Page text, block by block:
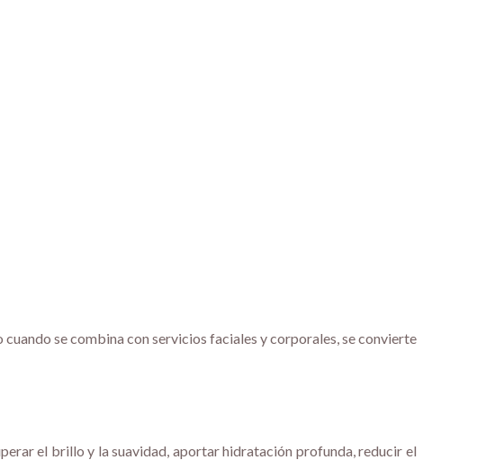
se combina con servicios faciales y corporales, se convierte
el brillo y la suavidad, aportar hidratación profunda, reducir el